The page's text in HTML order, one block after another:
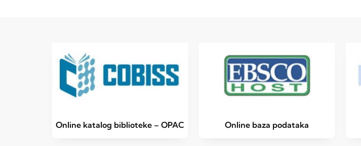
Online katalog biblioteke – OPAC Online baza podataka